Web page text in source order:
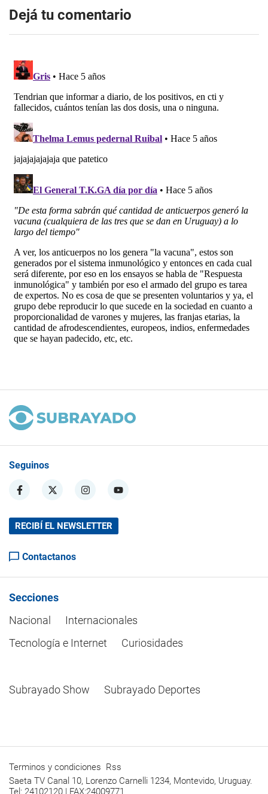
Dejá tu comentario
Seguinos
RECIBÍ EL NEWSLETTER
Contactanos
Secciones
Nacional
Internacionales
Tecnología e Internet
Curiosidades
Subrayado Show Subrayado Deportes
Terminos y condiciones Rss
Saeta TV Canal 10, Lorenzo Carnelli 1234, Montevido, Uruguay.
Tel: 24102120 | FAX:24009771